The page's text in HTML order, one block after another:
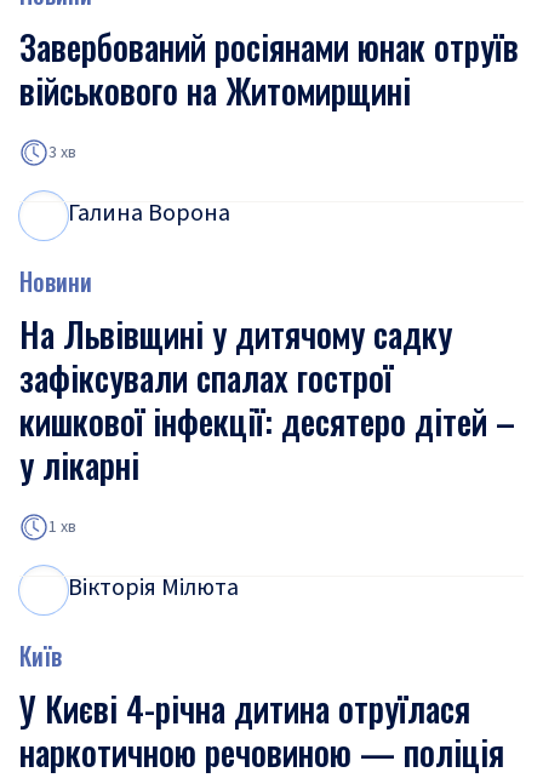
Завербований росіянами юнак отруїв
військового на Житомирщині
3 хв
Галина Ворона
Новини
На Львівщині у дитячому садку
зафіксували спалах гострої
кишкової інфекції: десятеро дітей –
у лікарні
1 хв
Вікторія Мілюта
Київ
У Києві 4-річна дитина отруїлася
наркотичною речовиною — поліція